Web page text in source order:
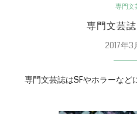
専門文
専門文芸
2017年3
専門文芸誌はSFやホラーなど